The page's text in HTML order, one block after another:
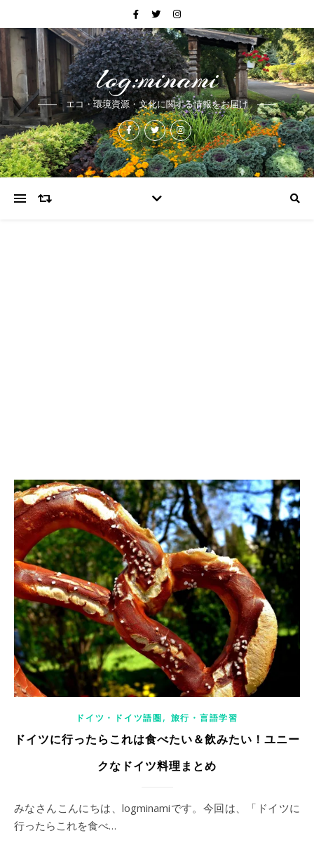
log:minami
エコ・環境資源・文化に関する情報をお届け
ドイツ・ドイツ語圏, 旅行・言語学習
ドイツに行ったらこれは食べたい＆飲みたい！ユニー
クなドイツ料理まとめ
みなさんこんにちは、logminamiです。今回は、「ドイツに
行ったらこれを食べ…